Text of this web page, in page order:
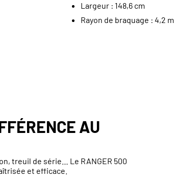
Largeur : 148,6 cm
Rayon de braquage : 4,2 m
AU
treuil de série… Le RANGER 500
et efficace.